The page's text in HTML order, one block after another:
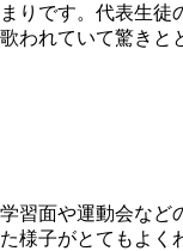
りです。代表生徒
われていて驚きと
習面や運動会など
様子がとてもよく